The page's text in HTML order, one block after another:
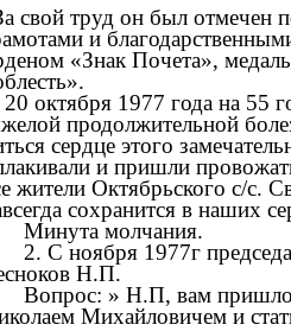
свой труд он был отмечен
и
«Знак Почета»,
октября 1977 года на 55
продолжительной
сердце этого
и пришли
жители Октябрьского с/с.
сохранится в наших
Минута молчания.
2. С ноября 1977г
Н.П.
Вопрос: » Н.П, вам
Михайловичем и